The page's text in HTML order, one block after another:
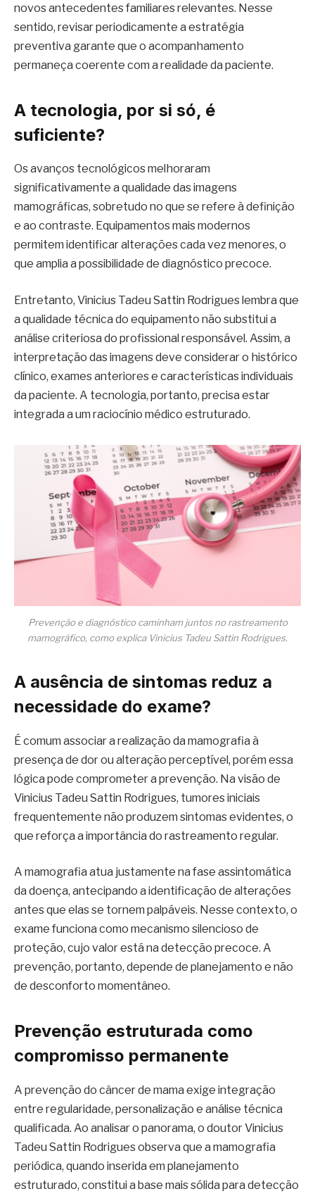
novos antecedentes familiares relevantes. Nesse
sentido, revisar periodicamente a estratégia
preventiva garante que o acompanhamento
permaneça coerente com a realidade da paciente.
A tecnologia, por si só, é
suficiente?
Os avanços tecnológicos melhoraram
significativamente a qualidade das imagens
mamográficas, sobretudo no que se refere à definição
e ao contraste. Equipamentos mais modernos
permitem identificar alterações cada vez menores, o
que amplia a possibilidade de diagnóstico precoce.
Entretanto, Vinicius Tadeu Sattin Rodrigues lembra que
a qualidade técnica do equipamento não substitui a
análise criteriosa do profissional responsável. Assim, a
interpretação das imagens deve considerar o histórico
clínico, exames anteriores e características individuais
da paciente. A tecnologia, portanto, precisa estar
integrada a um raciocínio médico estruturado.
Prevenção e diagnóstico caminham juntos no rastreamento
mamográfico, como explica Vinicius Tadeu Sattin Rodrigues.
A ausência de sintomas reduz a
necessidade do exame?
É comum associar a realização da mamografia à
presença de dor ou alteração perceptível, porém essa
lógica pode comprometer a prevenção. Na visão de
Vinicius Tadeu Sattin Rodrigues, tumores iniciais
frequentemente não produzem sintomas evidentes, o
que reforça a importância do rastreamento regular.
A mamografia atua justamente na fase assintomática
da doença, antecipando a identificação de alterações
antes que elas se tornem palpáveis. Nesse contexto, o
exame funciona como mecanismo silencioso de
proteção, cujo valor está na detecção precoce. A
prevenção, portanto, depende de planejamento e não
de desconforto momentâneo.
Prevenção estruturada como
compromisso permanente
A prevenção do câncer de mama exige integração
entre regularidade, personalização e análise técnica
qualificada. Ao analisar o panorama, o doutor Vinicius
Tadeu Sattin Rodrigues observa que a mamografia
periódica, quando inserida em planejamento
estruturado, constitui a base mais sólida para detecção